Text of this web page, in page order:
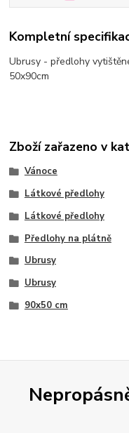
Kompletní
Ubrusy - předlohy
50x90cm
Zboží zařazeno v
Vánoce
Látkové předlohy
Látkové předlohy
Předlohy na plátně
Ubrusy
Ubrusy
90x50 cm